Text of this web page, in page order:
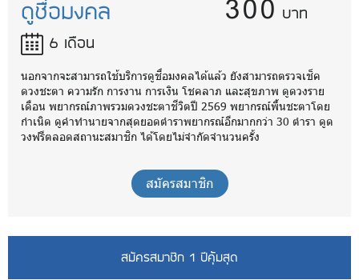
ดูชื่อมงคล
6 เดือน
บาท
นอกจากจะสามารถใช้บริการดูชื่อมงคลได้แล้ว ยังสามารถตรวจเช็ค
ดวงชะตา ความรัก การงาน การเงิน โชคลาภ และสุขภาพ ดูดวงราย
เดือน พยากรณ์ภาพรวมดวงชะตาชีวิตปี 2569 พยากรณ์พื้นชะตาโดย
กำเนิด ดูคำทำนายจากสุดยอดตำราพยากรณ์อีกมากกว่า 30 ตำรา ดูด
วงฟรีตลอดสถานะสมาชิก ได้โดยไม่จำกัดจำนวนครั้ง
สมัครสมาชิก
สมัครสมาชิก 1 ปีคุ้มสุด